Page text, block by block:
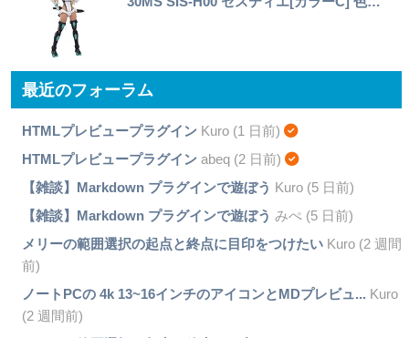
最近のフォーラム
HTMLプレビュープラグインKuro (1 日前)
HTMLプレビュープラグインabeq (2 日前)
【雑談】Markdown プラグインで遊ぼう Kuro (5 日前)
【雑談】Markdown プラグインで遊ぼう みぺ (5 日前)
メリーの範囲選択の起点と終点に目印をつけたいKuro (2 週間
前)
ノートPCの 4k 13~16インチのアイコンとMDプレビュ... Kuro
(2 週間前)